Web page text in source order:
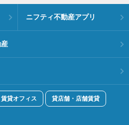
ニフティ不動産アプリ
貸オフィス 貸店舗・店舗賃貸